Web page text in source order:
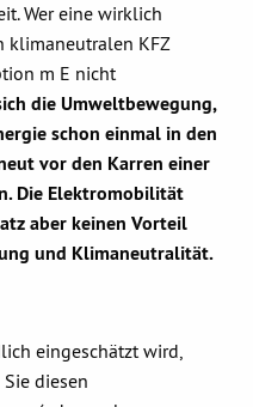
Wer eine wirklich
klimaneutralen KFZ
m E nicht
die Umweltbewegung,
schon einmal in den
vor den Karren einer
Die Elektromobilität
aber keinen Vorteil
und Klimaneutralität.
eingeschätzt wird,
diesen